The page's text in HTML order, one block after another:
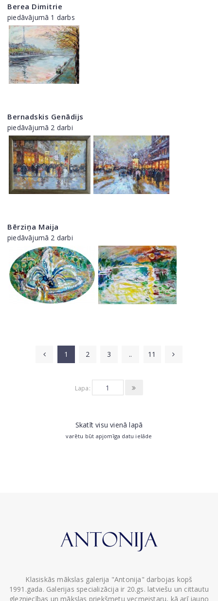
Berea Dimitrie
piedāvājumā 1 darbs
Bernadskis Genādijs
piedāvājumā 2 darbi
Bērziņa Maija
piedāvājumā 2 darbi
1 2 3 .. 11
Lapa:
Skatīt visu vienā lapā
varētu būt apjomīga datu ielāde
Klasiskās mākslas galerija "Antonija" darbojas kopš
1991.gada. Galerijas specializācija ir 20.gs. latviešu un cittautu
glezniecības un mākslas priekšmetu vecmeistaru, kā arī jauno